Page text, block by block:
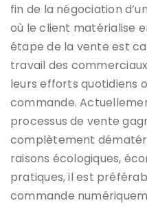
fin de la négociation
où le client matérialise
étape de la vente est
travail des
leurs efforts quotidiens
commande.
processus de vente
complètement
raisons écologiques,
pratiques, il est
commande